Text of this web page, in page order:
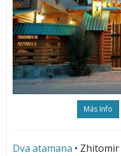
Más Info
Dva atamana • Zhitomir